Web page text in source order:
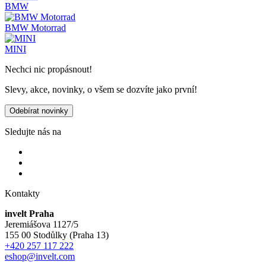
BMW
BMW Motorrad
MINI
Nechci nic propásnout!
Slevy, akce, novinky, o všem se dozvíte jako první!
Odebírat novinky
Sledujte nás na
Kontakty
invelt Praha
Jeremiášova 1127/5
155 00 Stodůlky (Praha 13)
+420 257 117 222
eshop@invelt.com